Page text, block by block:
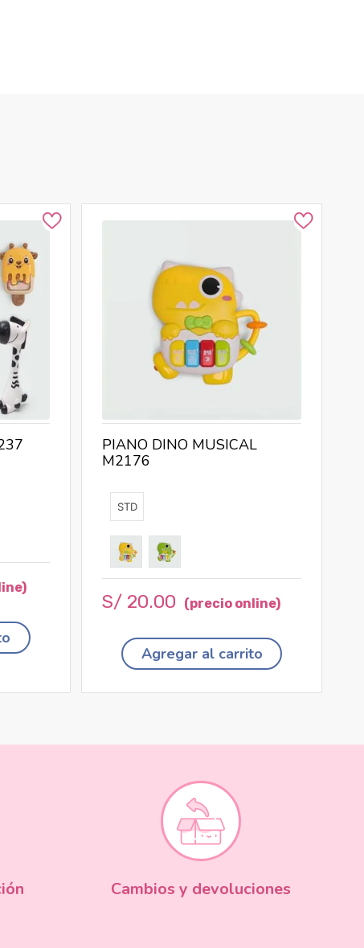
STD
PIANO DINO MUSICAL
M2176
S/ 20.00
Agregar al carrito
Cambios y devoluciones